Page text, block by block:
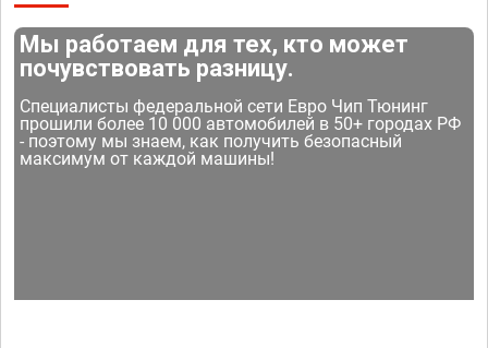
Мы работаем для тех, кто может
почувствовать разницу.
Специалисты федеральной сети Евро Чип Тюнинг
прошили более 10 000 автомобилей в 50+ городах РФ
- поэтому мы знаем, как получить безопасный
максимум от каждой машины!